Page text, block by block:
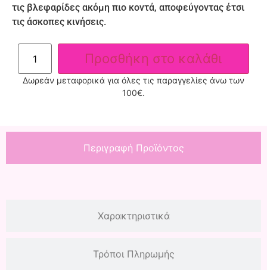
τις βλεφαρίδες ακόμη πιο κοντά, αποφεύγοντας έτσι
τις άσκοπες κινήσεις.
Προσθήκη στο καλάθι
Δωρεάν μεταφορικά για όλες τις παραγγελίες άνω των
100€.
Περιγραφή Προϊόντος
Χαρακτηριστικά
Τρόποι Πληρωμής